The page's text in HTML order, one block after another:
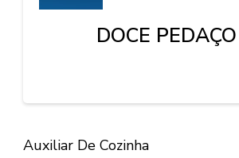
DOCE PEDAÇO
Auxiliar De Cozinha